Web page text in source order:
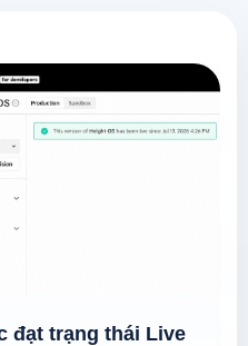
đạt trạng thái Live